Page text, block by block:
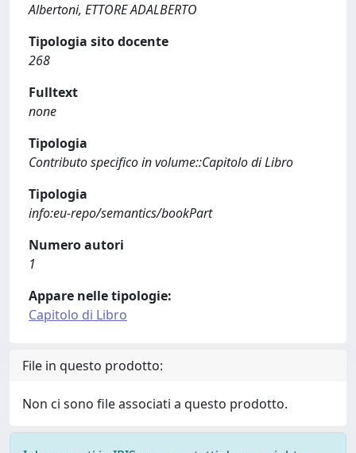
Albertoni, ETTORE ADALBERTO
Tipologia sito docente
268
Fulltext
none
Tipologia
Contributo specifico in volume::Capitolo di Libro
Tipologia
info:eu-repo/semantics/bookPart
Numero autori
1
Appare nelle tipologie:
Capitolo di Libro
File in questo prodotto:
Non ci sono file associati a questo prodotto.